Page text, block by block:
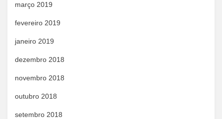
março 2019
fevereiro 2019
janeiro 2019
dezembro 2018
novembro 2018
outubro 2018
setembro 2018